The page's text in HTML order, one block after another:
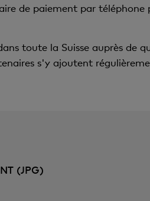
de paiement par téléphone
toute la Suisse auprès de
s'y ajoutent
(JPG)